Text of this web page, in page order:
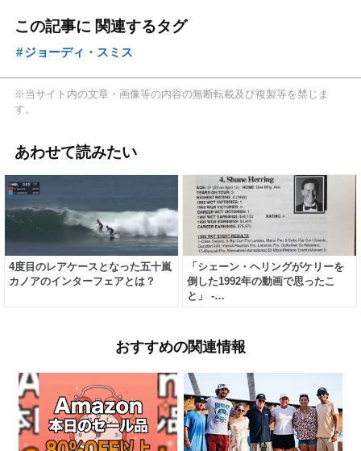
この記事に 関連するタグ
ジョーディ・スミス
※当サイト内の文章・画像等の内容の無断転載及び複製等を禁じま
す。
あわせて読みたい
4度目のレアケースとなった五十嵐
カノアのインターフェアとは？
「シェーン・ヘリングがケリーを
倒した1992年の動画で思ったこ
と」 -…
おすすめの関連情報